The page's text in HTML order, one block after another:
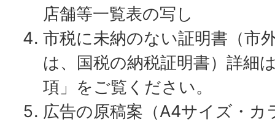
店舗等一覧表の写し
市税に未納のない証明書（市
は、国税の納税証明書）詳細
項」をご覧ください。
広告の原稿案（A4サイズ・カ